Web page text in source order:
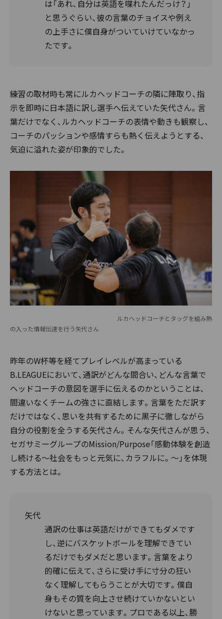
は「あれ、自分は英語を喋れたんだっけ？」
と思うぐらい、彼の言葉のチョイスや例え
の上手さに僕自身がついていけていなかっ
たです。
練習の取材時も常にルカヘッドコーチの隣に陣取り、指
示を即時に日本語に訳し選手へ伝えていた矢代さん。言
葉だけでなく、ルカヘッドコーチの表情や動きも観察し、
コーチのパッションや感情すらも熱く伝えようとする、
気迫に溢れた姿が印象的でした。
ルカヘッドコーチとタッグを組み熱
の入った情報伝達を行う矢代さん
昨年のW杯等を経てプレイレベルが高まっている
B.LEAGUEにおいて、通訳がどんな間合い、どんな言葉で
ヘッドコーチの意図を選手に伝えるのかということは、
間違いなくチームの強さに直結します。言葉をただ訳す
だけではなく、思いを共有するために黒子に徹しながら
自分の役割を全うする矢代さん。そんな矢代さんが思う、
セガサミーグループのMission/Purpose「感動体験を創造
し続ける～社会をもっと元気に、カラフルに。～」を体現
する方法とは。
矢代
通訳の仕事は英語だけができてもダメです
し、逆にバスケットボールを理解できてい
るだけでもダメだと思います。言葉をより
的確に伝えて、さらに受け手に寸分の狂い
なく理解してもらうことが大切です。僕自
身もその質を向上させ続けていかないとい
けないと思っています。プロである以上、勝